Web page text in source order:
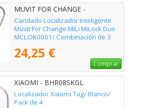
MUVIT FOR CHANGE -
MCLOK0001
Candado Localizador Inteligente
Muvit For Change MiLi MiLock Duo
MCLOK0001/ Combinación de 3
24,25 €
Comprar
XIAOMI - BHR08SKGL
Localizador Xiaomi Tag/ Blanco/
Pack de 4